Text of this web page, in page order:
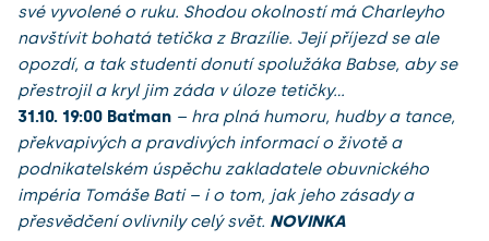
své vyvolené o ruku. Shodou okolností má Charleyho
navštívit bohatá tetička z Brazílie. Její příjezd se ale
opozdí, a tak studenti donutí spolužáka Babse, aby se
přestrojil a kryl jim záda v úloze tetičky…
31.10. 19:00 Baťman – hra plná humoru, hudby a tance,
překvapivých a pravdivých informací o životě a
podnikatelském úspěchu zakladatele obuvnického
impéria Tomáše Bati – i o tom, jak jeho zásady a
přesvědčení ovlivnily celý svět. NOVINKA